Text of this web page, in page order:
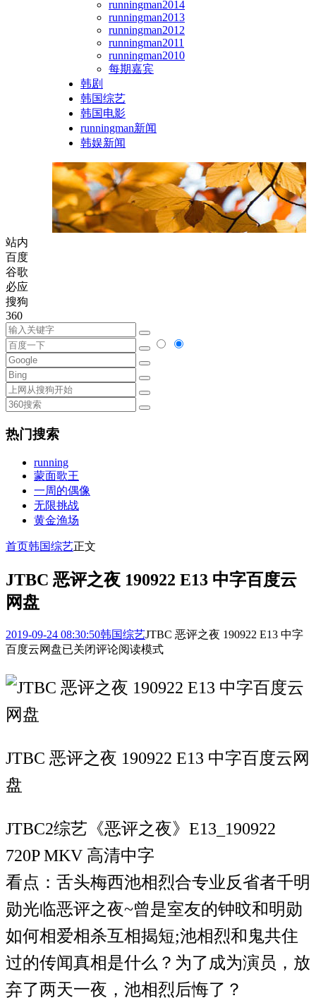
runningman2014
runningman2013
runningman2012
runningman2011
runningman2010
每期嘉宾
韩剧
韩国综艺
韩国电影
runningman新闻
韩娱新闻
站内
百度
谷歌
必应
搜狗
360
热门搜索
running
蒙面歌王
一周的偶像
无限挑战
黄金渔场
首页韩国综艺正文
JTBC 恶评之夜 190922 E13 中字百度云
网盘
2019-09-24 08:30:50韩国综艺JTBC 恶评之夜 190922 E13 中字
百度云网盘已关闭评论阅读模式
JTBC 恶评之夜 190922 E13 中字百度云网
盘
JTBC2综艺《恶评之夜》E13_190922
720P MKV 高清中字
看点：舌头梅西池相烈合专业反省者千明
勋光临恶评之夜~曾是室友的钟旼和明勋
如何相爱相杀互相揭短;池相烈和鬼共住
过的传闻真相是什么？为了成为演员，放
弃了两天一夜，池相烈后悔了？